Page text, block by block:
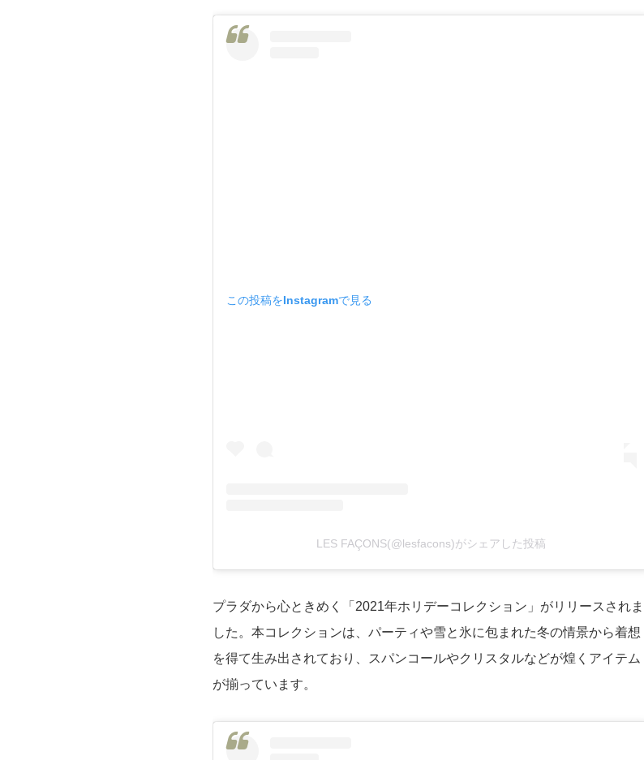
この投稿をInstagramで見る
LES FAÇONS(@lesfacons)がシェアした投稿
プラダから心ときめく「2021年ホリデーコレクション」がリリースされま
した。本コレクションは、パーティや雪と氷に包まれた冬の情景から着想
を得て生み出されており、スパンコールやクリスタルなどが煌くアイテム
が揃っています。